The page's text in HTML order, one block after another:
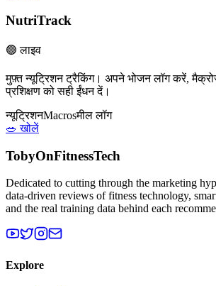
NutriTrack
🟢 लाइव
मुफ़्त न्यूट्रिशन ट्रैकिंग। अपने भोजन लॉग करें,
प्रशिक्षण को सही ईंधन दें।
न्यूट्रिशनMacrosमील लॉग
🥗 खोलें
TobyOnFitnessTech
Dedicated to cutting through the marketing
data-driven reviews of fitness technology,
and the real training data behind each
Explore